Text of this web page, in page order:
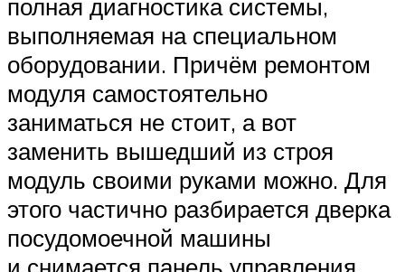
полная диагностика системы,
выполняемая на специальном
оборудовании. Причём ремонтом
модуля самостоятельно
заниматься не стоит, а вот
заменить вышедший из строя
модуль своими руками можно. Для
этого частично разбирается дверка
посудомоечной машины